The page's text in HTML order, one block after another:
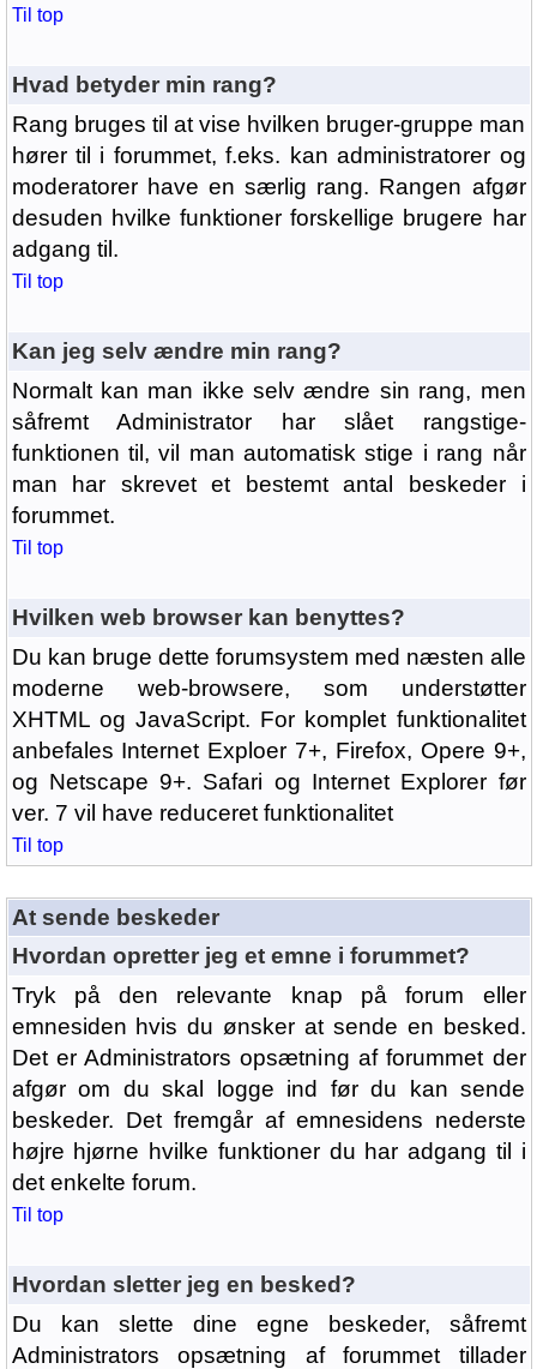
Til top
Hvad betyder min rang?
Rang bruges til at vise hvilken bruger-gruppe man
hører til i forummet, f.eks. kan administratorer og
moderatorer have en særlig rang. Rangen afgør
desuden hvilke funktioner forskellige brugere har
adgang til.
Til top
Kan jeg selv ændre min rang?
Normalt kan man ikke selv ændre sin rang, men
såfremt Administrator har slået rangstige-
funktionen til, vil man automatisk stige i rang når
man har skrevet et bestemt antal beskeder i
forummet.
Til top
Hvilken web browser kan benyttes?
Du kan bruge dette forumsystem med næsten alle
moderne web-browsere, som understøtter
XHTML og JavaScript. For komplet funktionalitet
anbefales Internet Exploer 7+, Firefox, Opere 9+,
og Netscape 9+. Safari og Internet Explorer før
ver. 7 vil have reduceret funktionalitet
Til top
At sende beskeder
Hvordan opretter jeg et emne i forummet?
Tryk på den relevante knap på forum eller
emnesiden hvis du ønsker at sende en besked.
Det er Administrators opsætning af forummet der
afgør om du skal logge ind før du kan sende
beskeder. Det fremgår af emnesidens nederste
højre hjørne hvilke funktioner du har adgang til i
det enkelte forum.
Til top
Hvordan sletter jeg en besked?
Du kan slette dine egne beskeder, såfremt
Administrators opsætning af forummet tillader